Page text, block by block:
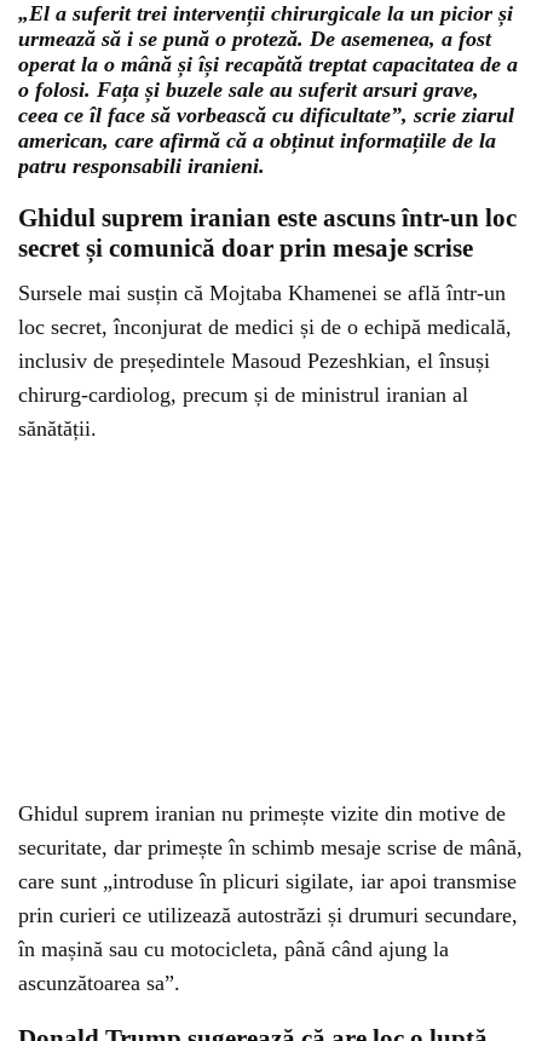
„El a suferit trei intervenții chirurgicale la un picior și
urmează să i se pună o proteză. De asemenea, a fost
operat la o mână și își recapătă treptat capacitatea de a
o folosi. Fața și buzele sale au suferit arsuri grave,
ceea ce îl face să vorbească cu dificultate”, scrie ziarul
american, care afirmă că a obținut informațiile de la
patru responsabili iranieni.
Ghidul suprem iranian este ascuns într-un loc
secret și comunică doar prin mesaje scrise
Sursele mai susțin că Mojtaba Khamenei se află într-un
loc secret, înconjurat de medici și de o echipă medicală,
inclusiv de președintele Masoud Pezeshkian, el însuși
chirurg-cardiolog, precum și de ministrul iranian al
sănătății.
Ghidul suprem iranian nu primește vizite din motive de
securitate, dar primește în schimb mesaje scrise de mână,
care sunt „introduse în plicuri sigilate, iar apoi transmise
prin curieri ce utilizează autostrăzi și drumuri secundare,
în mașină sau cu motocicleta, până când ajung la
ascunzătoarea sa”.